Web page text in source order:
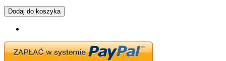
Dodaj do koszyka